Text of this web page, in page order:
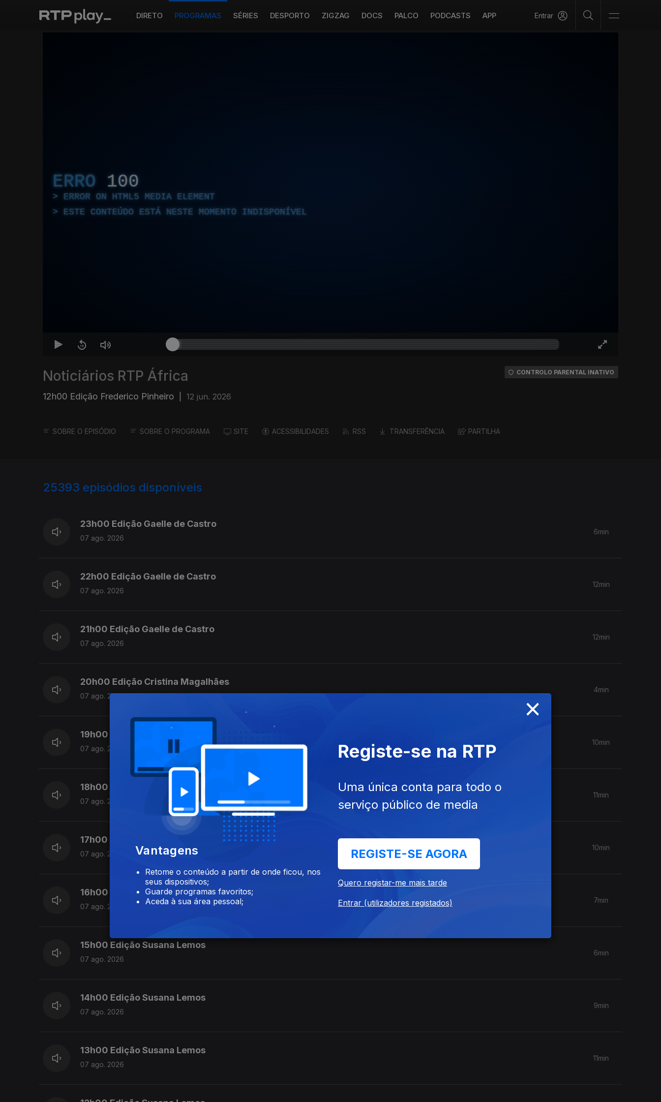
DIRETO PROGRAMAS SÉRIES DESPORTO ZIGZAG DOCS PALCO PODCASTS APP Entrar
ERRO 100
ERROR ON HTML5 MEDIA ELEMENT
ESTE CONTEÚDO ESTÁ NESTE MOMENTO INDISPONÍVEL
Noticiários RTP África
12h00 Edição Frederico Pinheiro 12 jun. 2026
CONTROLO PARENTAL INATIVO
SOBRE O EPISÓDIO SOBRE O PROGRAMA SITE ACESSIBILIDADES RSS TRANSFERÊNCIA PARTILHA
25393 episódios disponíveis
23h00 Edição Gaelle de Castro
07 ago. 2026
6min
22h00 Edição Gaelle de Castro
07 ago. 2026
12min
21h00 Edição Gaelle de Castro
07 ago. 2026
12min
20h00 Edição Cristina Magalhães
07 ago. 2026
4min
19h00 Edição Cristina Magalhães
07 ago. 2026
10min
18h00 Edição Cristina Magalhães
07 ago. 2026
11min
17h00 Edição Cristina Magalhães
07 ago. 2026
10min
16h00 Edição Cristina Magalhães
07 ago. 2026
7min
15h00 Edição Susana Lemos
07 ago. 2026
6min
14h00 Edição Susana Lemos
07 ago. 2026
9min
13h00 Edição Susana Lemos
07 ago. 2026
11min
×
Vantagens
Retome o conteúdo a partir de onde ficou, nos
seus dispositivos;
Guarde programas favoritos;
Aceda à sua área pessoal;
Registe-se na RTP
Uma única conta para todo o
serviço público de media
REGISTE-SE AGORA
Quero registar-me mais tarde
Entrar (utilizadores registados)